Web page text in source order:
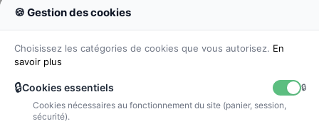
La poste
🍪 Gestion des cookies
Choisissez les catégories de cookies que vous autorisez. En
savoir plus
🔒Cookies essentiels
🔒
Cookies nécessaires au fonctionnement du site (panier, session,
sécurité).